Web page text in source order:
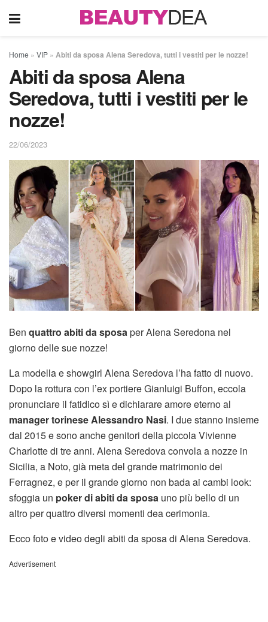
Home » VIP » Abiti da sposa Alena Seredova, tutti i vestiti per le nozze!
Abiti da sposa Alena
Seredova, tutti i vestiti per le
nozze!
22/06/2023
Ben quattro abiti da sposa per Alena Seredona nel
giorno delle sue nozze!
La modella e showgirl Alena Seredova l’ha fatto di nuovo.
Dopo la rottura con l’ex portiere Gianluigi Buffon, eccola
pronunciare il fatidico sì e dichiarare amore eterno al
manager torinese Alessandro Nasi. I due stanno insieme
dal 2015 e sono anche genitori della piccola Vivienne
Charlotte di tre anni. Alena Seredova convola a nozze in
Sicilia, a Noto, già meta del grande matrimonio dei
Ferragnez, e per il grande giorno non bada ai cambi look:
sfoggia un poker di abiti da sposa uno più bello di un
altro per quattro diversi momenti dea cerimonia.
Ecco foto e video degli abiti da sposa di Alena Seredova.
Advertisement